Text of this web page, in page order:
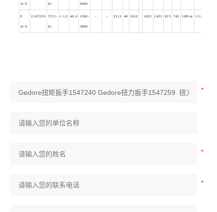
A+S 01 2000
F
A+S
1547259 7572-
01
1.1/2 40.0 1500-
3000
– – 2313 40 30.0 1025 2453 925 745 50N·m 13.200